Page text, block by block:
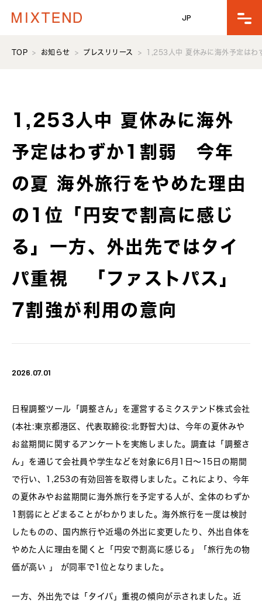
JP
TOP お知らせ プレスリリース 1,253人中 夏休みに海外予定はわ
1,253人中 夏休みに海外
予定はわずか1割弱 今年
の夏 海外旅行をやめた理由
の1位「円安で割高に感じ
る」一方、外出先ではタイ
パ重視 「ファストパス」
7割強が利用の意向
2026.07.01
日程調整ツール「調整さん」を運営するミクステンド株式会社
(本社:東京都港区、代表取締役:北野智大)は、今年の夏休みや
お盆期間に関するアンケートを実施しました。調査は「調整さ
ん」を通じて会社員や学生などを対象に6月1日〜15日の期間
で行い、1,253の有効回答を取得しました。これにより、今年
の夏休みやお盆期間に海外旅行を予定する人が、全体のわずか
1割弱にとどまることがわかりました。海外旅行を一度は検討
したものの、国内旅行や近場の外出に変更したり、外出自体を
やめた人に理由を聞くと「円安で割高に感じる」「旅行先の物
価が高い 」 が同率で1位となりました。
一方、外出先では「タイパ」重視の傾向が示されました。近